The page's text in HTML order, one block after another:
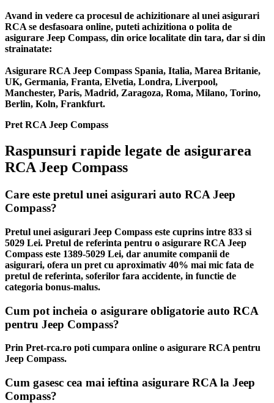
Avand in vedere ca procesul de achizitionare al unei asigurari
RCA se desfasoara online, puteti achizitiona o polita de
asigurare Jeep Compass, din orice localitate din tara, dar si din
strainatate:
Asigurare RCA Jeep Compass Spania, Italia, Marea Britanie,
UK, Germania, Franta, Elvetia, Londra, Liverpool,
Manchester, Paris, Madrid, Zaragoza, Roma, Milano, Torino,
Berlin, Koln, Frankfurt.
Pret RCA Jeep Compass
Raspunsuri rapide legate de asigurarea
RCA Jeep Compass
Care este pretul unei asigurari auto RCA Jeep
Compass?
Pretul unei asigurari Jeep Compass este cuprins intre 833 si
5029 Lei. Pretul de referinta pentru o asigurare RCA Jeep
Compass este 1389-5029 Lei, dar anumite companii de
asigurari, ofera un pret cu aproximativ 40% mai mic fata de
pretul de referinta, soferilor fara accidente, in functie de
categoria bonus-malus.
Cum pot incheia o asigurare obligatorie auto RCA
pentru Jeep Compass?
Prin Pret-rca.ro poti cumpara online o asigurare RCA pentru
Jeep Compass.
Cum gasesc cea mai ieftina asigurare RCA la Jeep
Compass?